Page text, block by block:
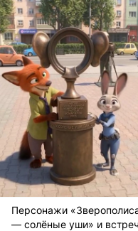
Персонажи
— солёные уши» и